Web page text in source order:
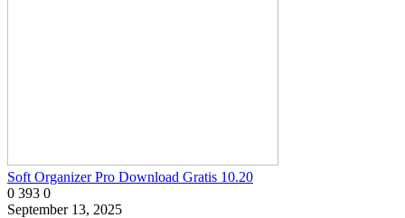
Soft Organizer Pro Download Gratis 10.20
0 393 0
September 13, 2025